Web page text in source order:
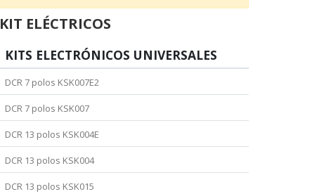
KIT ELÉCTRICOS
KITS ELECTRÓNICOS UNIVERSALES
DCR 7 polos KSK007E2
DCR 7 polos KSK007
DCR 13 polos KSK004E
DCR 13 polos KSK004
DCR 13 polos KSK015